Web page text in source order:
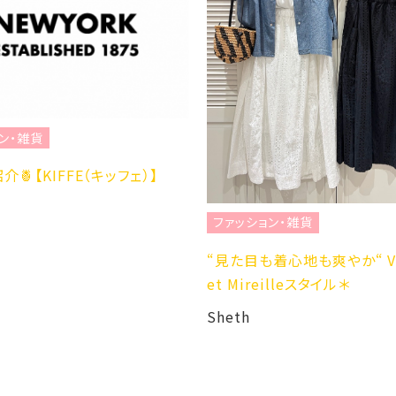
・雑貨
🍍【KIFFE（キッフェ）】
ファッション・雑貨
“見た目も着心地も爽やか“
et Mireilleスタイル＊
Sheth